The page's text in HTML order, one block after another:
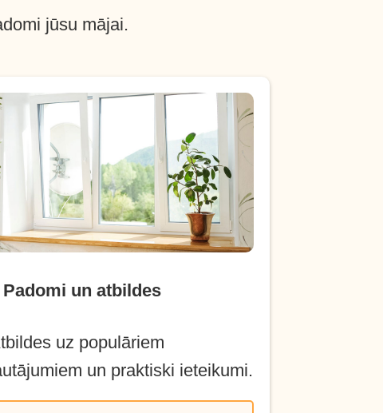
jūsu mājai.
Padomi un atbildes
uz populāriem
un praktiski ieteikumi.